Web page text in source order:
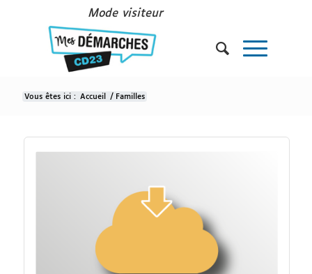
Mode visiteur
Vous êtes ici : Accueil / Familles